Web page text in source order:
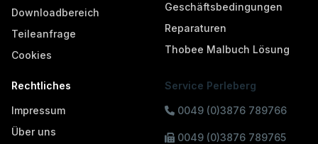
Downloadbereich
Teileanfrage
Cookies
Geschäftsbedingungen
Reparaturen
Thobee Malbuch Lösung
Rechtliches
Impressum
Über uns
Service Perleberg
0049 (0)3876 789766
0049 (0)3876 789765